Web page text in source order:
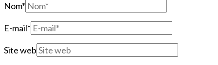
Nom*
E-mail*
Site web